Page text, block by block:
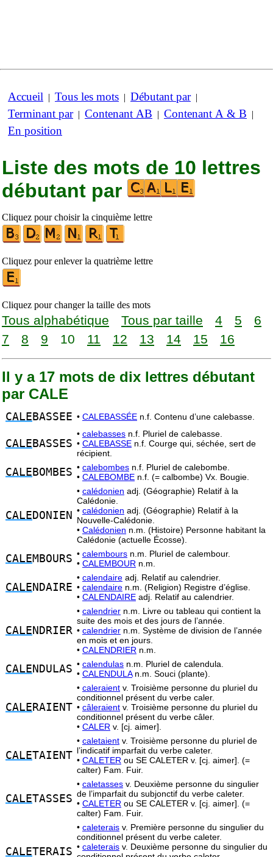
Accueil | Tous les mots | Débutant par|
Terminant par| Contenant AB | Contenant A & B |
En position
Liste des mots de 10 lettres
débutant par
Cliquez pour choisir la cinquième lettre
Cliquez pour enlever la quatrième lettre
Cliquez pour changer la taille des mots
Tous alphabétique Tous par taille 4 5
6
7
8 9 10 11 12 13 14 15 16
Il y a 17 mots de dix lettres débutant
par CALE
CALE BASSEE • CALEBASSÉE n.f. Contenu d’une calebasse.
CALE BASSES
• calebasses n.f. Pluriel de calebasse.
• CALEBASSE n.f. Courge qui, séchée, sert de
récipient.
CALE BOMBES • calebombes n.f. Pluriel de calebombe.
• CALEBOMBE n.f. (= calbombe) Vx. Bougie.
CALE DONIEN
• calédonien adj. (Géographie) Relatif à la
Calédonie.
• calédonien adj. (Géographie) Relatif à la
Nouvelle-Calédonie.
• Calédonien n.m. (Histoire) Personne habitant la
Calédonie (actuelle Écosse).
CALEMBOURS • calembours n.m. Pluriel de calembour.
• CALEMBOUR n.m.
CALE NDAIRE
• calendaire adj. Relatif au calendrier.
• calendaire n.m. (Religion) Registre d’église.
• CALENDAIRE adj. Relatif au calendrier.
CALE NDRIER
• calendrier n.m. Livre ou tableau qui contient la
suite des mois et des jours de l’année.
• calendrier n.m. Système de division de l’année
en mois et en jours.
• CALENDRIER n.m.
CALE NDULAS • calendulas n.m. Pluriel de calendula.
• CALENDULAn.m. Souci (plante).
CALE RAIENT
• caleraient v. Troisième personne du pluriel du
conditionnel présent du verbe caler.
• câleraient v. Troisième personne du pluriel du
conditionnel présent du verbe câler.
• CALER v. [cj. aimer].
CALETAIENT
• caletaient v. Troisième personne du pluriel de
l’indicatif imparfait du verbe caleter.
• CALETER ou SE CALETER v. [cj. aimer]. (=
calter) Fam. Fuir.
CALETASSES
• caletasses v. Deuxième personne du singulier
de l’imparfait du subjonctif du verbe caleter.
• CALETER ou SE CALETER v. [cj. aimer]. (=
calter) Fam. Fuir.
CALETERAIS
• caleterais v. Première personne du singulier du
conditionnel présent du verbe caleter.
• caleterais v. Deuxième personne du singulier du